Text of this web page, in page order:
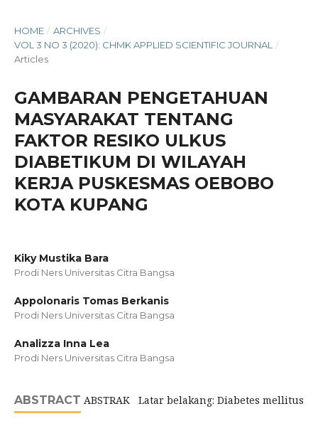
HOME / ARCHIVES /
VOL 3 NO 3 (2020): CHMK APPLIED SCIENTIFIC JOURNAL
/
Articles
GAMBARAN PENGETAHUAN
MASYARAKAT TENTANG
FAKTOR RESIKO ULKUS
DIABETIKUM DI WILAYAH
KERJA PUSKESMAS OEBOBO
KOTA KUPANG
Kiky Mustika Bara
Prodi Ners Universitas Citra Bangsa
Appolonaris Tomas Berkanis
Prodi Ners Universitas Citra Bangsa
Analizza Inna Lea
Prodi Ners Universitas Citra Bangsa
ABSTRACT ABSTRAK Latar belakang: Diabetes mellitus